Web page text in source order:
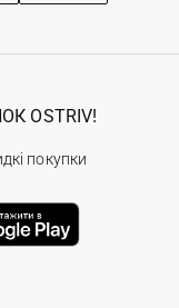
OSTRIV!
покупки